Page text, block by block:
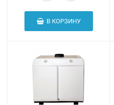
В КОРЗИНУ